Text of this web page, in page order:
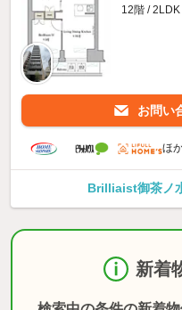
12階 /
お問い
ほ
Brilliaist御茶ノ
新着